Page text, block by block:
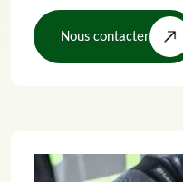
Nous contacter